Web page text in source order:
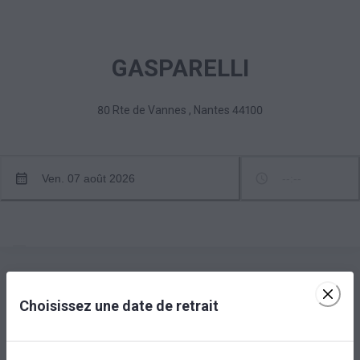
GASPARELLI
80 Rte de Vannes , Nantes 44100
Ven. 07 août 2026
Choisissez une date de retrait